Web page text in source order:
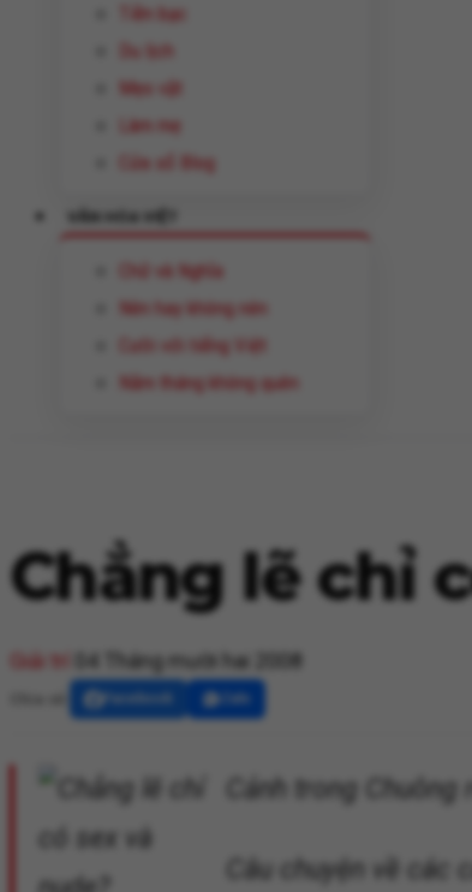
Tiền bạc
Du lịch
Mẹo vặt
Làm mẹ
Cửa sổ Blog
VĂN HÓA VIỆT
Chữ và Nghĩa
Nên hay không nên
Cười với tiếng Việt
Năm tháng không quên
Chẳng lẽ chỉ
Giải trí 04 Tháng mười hai 2008
Cảnh trong Chuông
Câu chuyện về